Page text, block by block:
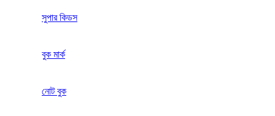
সুপার কিডস
বুক মার্ক
নোট বুক